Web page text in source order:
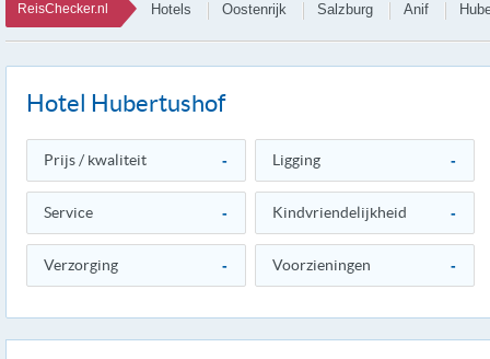
ReisChecker.nl Hotels Oostenrijk Salzburg Anif
Hotel Hubertushof
Prijs / kwaliteit - Ligging -
Service - Kindvriendelijkheid -
Verzorging - Voorzieningen -